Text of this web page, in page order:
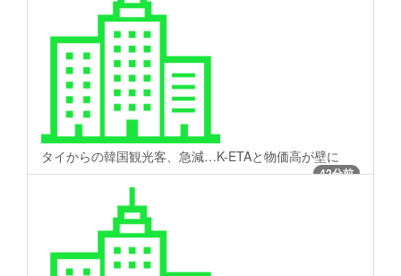
タイからの韓国観光客、急減…K-ETAと物価高が壁に
42分前